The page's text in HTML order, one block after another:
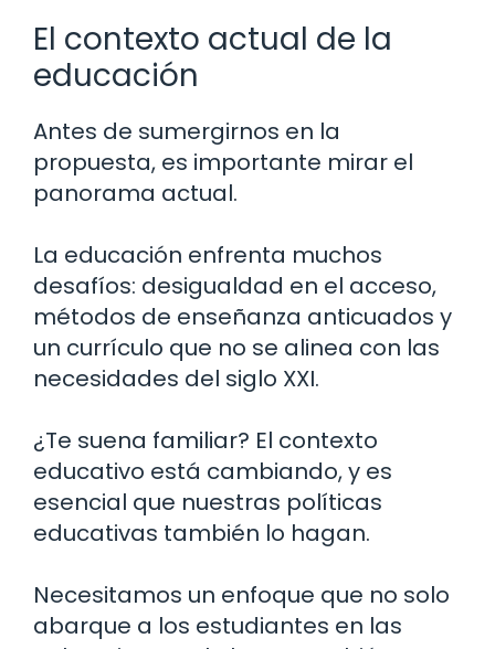
El contexto actual de la
educación
Antes de sumergirnos en la
propuesta, es importante mirar el
panorama actual.
La educación enfrenta muchos
desafíos: desigualdad en el acceso,
métodos de enseñanza anticuados y
un currículo que no se alinea con las
necesidades del siglo XXI.
¿Te suena familiar? El contexto
educativo está cambiando, y es
esencial que nuestras políticas
educativas también lo hagan.
Necesitamos un enfoque que no solo
abarque a los estudiantes en las